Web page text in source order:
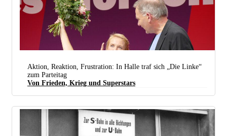
Groß war die Freude, dünn war der Inhalt: Ines Schwerdtner und Jan van Aken sollen „Die Linke“
aus der Krise führen. Auf welchem Weg, muss sich noch zeigen. (Foto: UZ)
Aktion, Reaktion, Frustration: In Halle traf sich „Die Linke“
zum Parteitag
Von Frieden, Krieg und Superstars